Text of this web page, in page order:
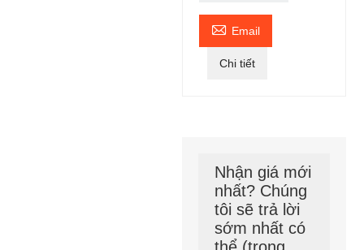
 Email
Chi tiết
Nhận giá mới
nhất? Chúng
tôi sẽ trả lời
sớm nhất có